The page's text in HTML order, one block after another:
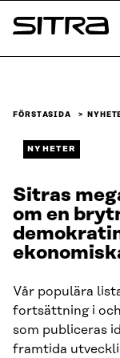
Skip to
content
Sitra
FÖRSTASIDA
NYHETER
Sitras
om en
Vår populära
fortsättning i
som publiceras
framtida